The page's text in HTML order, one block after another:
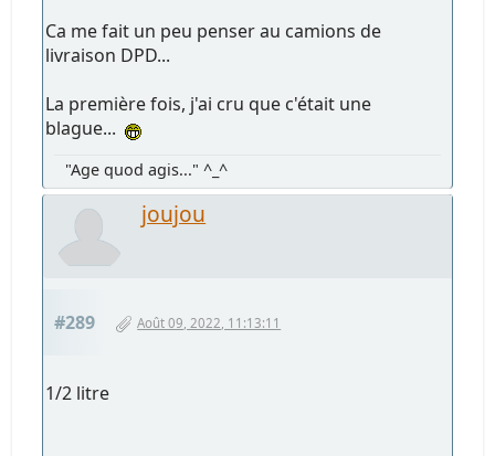
Ca me fait un peu penser au camions de
livraison DPD...
La première fois, j'ai cru que c'était une
blague...
"Age quod agis..." ^_^
joujou
#289 Août 09, 2022, 11:13:11
1/2 litre